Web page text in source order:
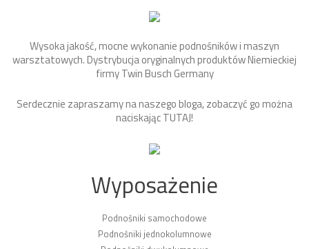
Wysoka jakość, mocne wykonanie podnośników i maszyn
warsztatowych. Dystrybucja oryginalnych produktów Niemieckiej
firmy Twin Busch Germany
Serdecznie zapraszamy na naszego bloga, zobaczyć go można
naciskającTUTAJ!
Wyposażenie
Podnośniki samochodowe
Podnośniki jednokolumnowe